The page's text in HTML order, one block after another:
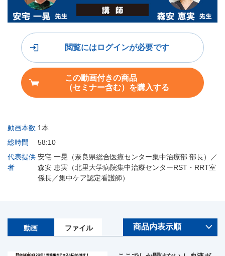
動画本数 1本
総時間
58:10
代表提供
者
安宅 一晃（奈良県総合医療センター集中治療部 部長）／
森安 恵実（北里大学病院集中治療センターRST・RRT室
係長／集中ケア認定看護師）
閲覧にはログインが必要です
この動画付きの商品
（セミナー含む）を購入する
動画 ファイル